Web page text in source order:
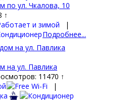
по ул. Чкалова, 10
↑
|
Подробнее...
на ул. Павлика
11470 ↑
|